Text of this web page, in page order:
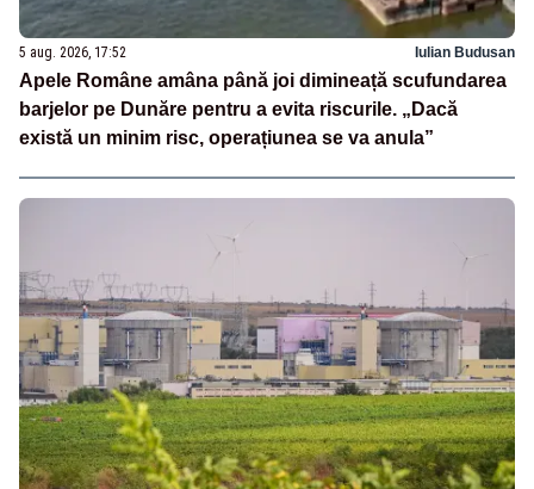
5 aug. 2026, 17:52 Iulian Budusan
Apele Române amâna până joi dimineață scufundarea
barjelor pe Dunăre pentru a evita riscurile. „Dacă
există un minim risc, operațiunea se va anula”